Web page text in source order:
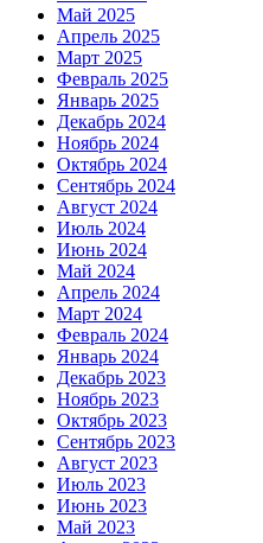
Май 2025
Апрель 2025
Март 2025
Февраль 2025
Январь 2025
Декабрь 2024
Ноябрь 2024
Октябрь 2024
Сентябрь 2024
Август 2024
Июль 2024
Июнь 2024
Май 2024
Апрель 2024
Март 2024
Февраль 2024
Январь 2024
Декабрь 2023
Ноябрь 2023
Октябрь 2023
Сентябрь 2023
Август 2023
Июль 2023
Июнь 2023
Май 2023